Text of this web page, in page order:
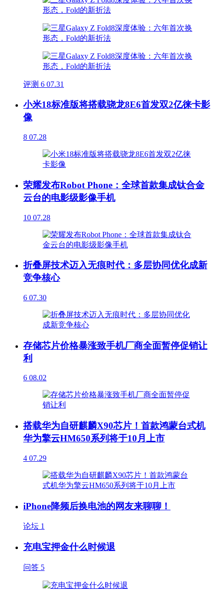
评测 6 07.31
小米18标准版将搭载骁龙8E6首发双2亿徕卡影
像
8 07.28
荣耀发布Robot Phone：全球首款集成钛合金
云台的电影级影像手机
10 07.28
折叠屏技术迈入无痕时代：多层协同优化成新
竞争核心
6 07.30
存储芯片价格暴涨致手机厂商全面暂停促销让
利
6 08.02
搭载华为自研麒麟X90芯片！首款鸿蒙台式机
华为擎云HM650系列将于10月上市
4 07.29
iPhone降频后换电池的网友来聊聊！
论坛 1
充电宝押金什么时候退
问答 5